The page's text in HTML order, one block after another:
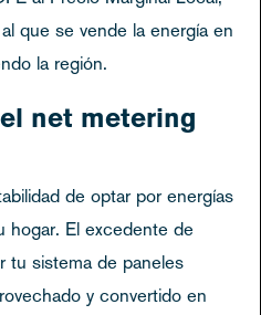
que se vende la energía en
la región.
net metering
de optar por energías
hogar. El excedente de
tu sistema de paneles
y convertido en